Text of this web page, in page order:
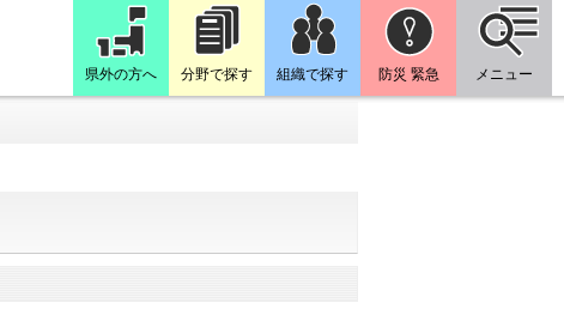
県外の方へ 分野で探す 組織で探す 防災 緊急 メニュー